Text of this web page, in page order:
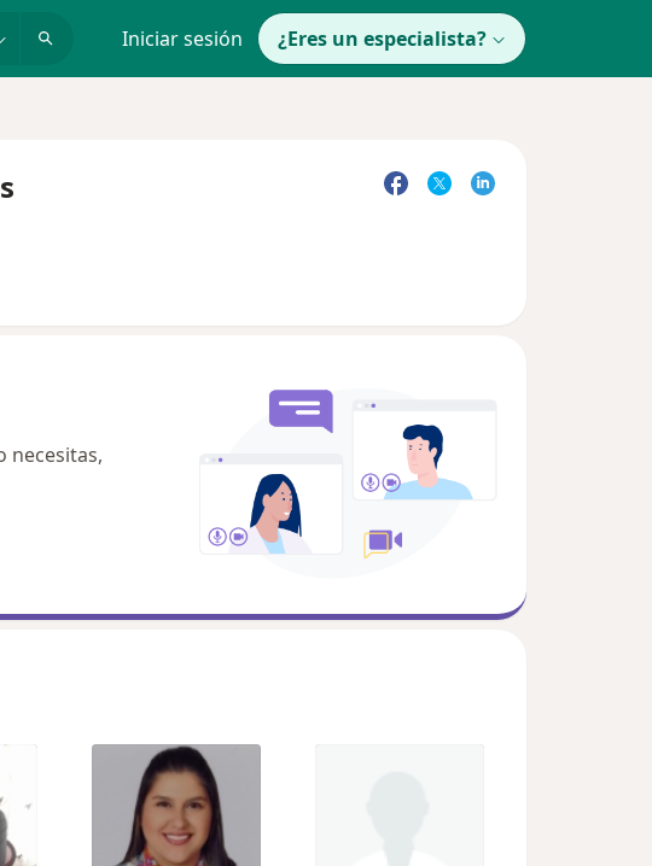
Iniciar sesión ¿Eres un especialista?
necesitas,